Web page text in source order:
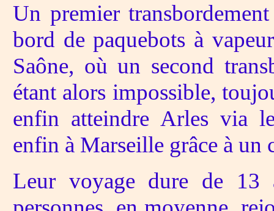
Un premier
bord de paquebots à
Saône, où un second
étant alors impossible,
enfin atteindre Arles via
enfin à Marseille grâce à un
Leur voyage dure de